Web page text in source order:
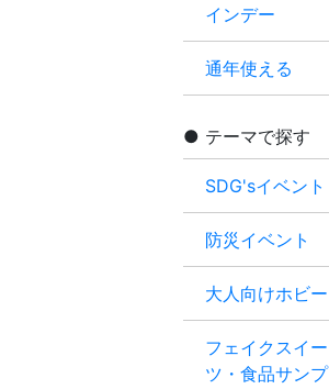
インデー
通年使える
テーマで探す
SDG'sイベント
防災イベント
大人向けホビー
フェイクスイー
ツ・食品サンプ